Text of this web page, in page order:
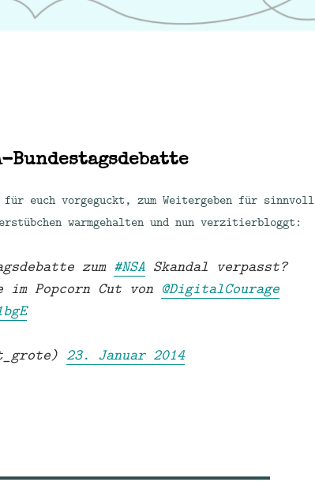
Bundestagsdebatte
euch vorgeguckt, zum Weitergeben für sinnvoll
warmgehalten und nun verzitierbloggt:
zum #NSASkandal verpasst?
Popcorn Cut von @DigitalCourage
23. Januar 2014